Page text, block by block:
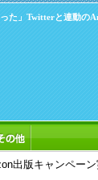
た」Twitterと連動の
出版キャンペー